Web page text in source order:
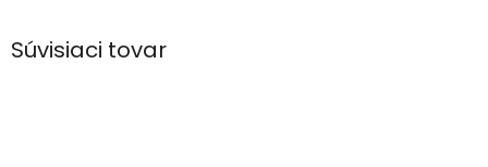
Súvisiaci tovar